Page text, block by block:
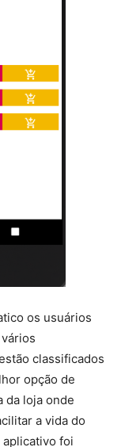
os usuários
classificados
opção de
da loja onde
a vida do
foi